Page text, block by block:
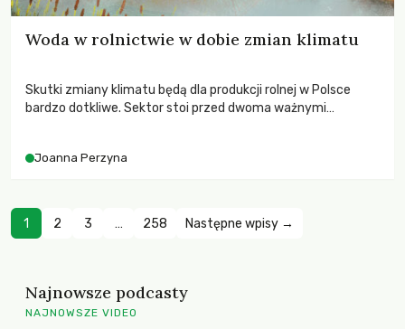
Woda w rolnictwie w dobie zmian klimatu
Skutki zmiany klimatu będą dla produkcji rolnej w Polsce
bardzo dotkliwe. Sektor stoi przed dwoma ważnymi
zachodzących zmian klimatycznych. Wymagać to będzie
Joanna Perzyna
1 2 3 … 258 Następne wpisy →
Najnowsze podcasty
NAJNOWSZE VIDEO